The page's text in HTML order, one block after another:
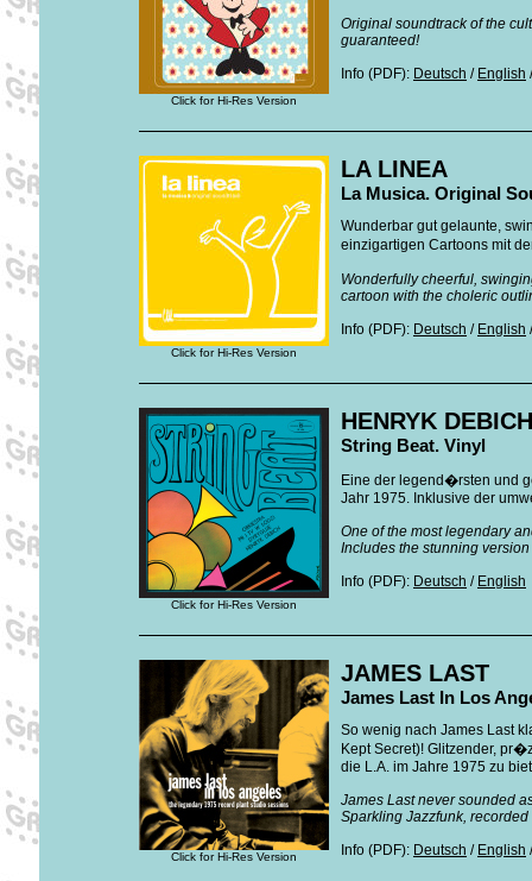
Click for Hi-Res Version
Original soundtrack of the
guaranteed!
Info (PDF): Deutsch / English
Click for Hi-Res Version
LA LINEA
La Musica. Original
Wunderbar gut gelaunte,
einzigartigen Cartoons mit
Wonderfully cheerful,
cartoon with the choleric
Info (PDF): Deutsch / English
Click for Hi-Res Version
HENRYK DEBICH
String Beat. Vinyl
Eine der legend�rsten und
Jahr 1975. Inklusive der
One of the most legendary
Includes the stunning
Info (PDF): Deutsch / English
Click for Hi-Res Version
JAMES LAST
James Last In Los
So wenig nach James Last
Kept Secret)! Glitzender,
die L.A. im Jahre 1975 zu
James Last never sounded
Sparkling Jazzfunk,
Info (PDF): Deutsch / English